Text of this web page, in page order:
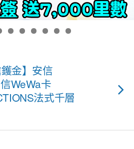
鑊金】安信
WeWa卡
法式千層